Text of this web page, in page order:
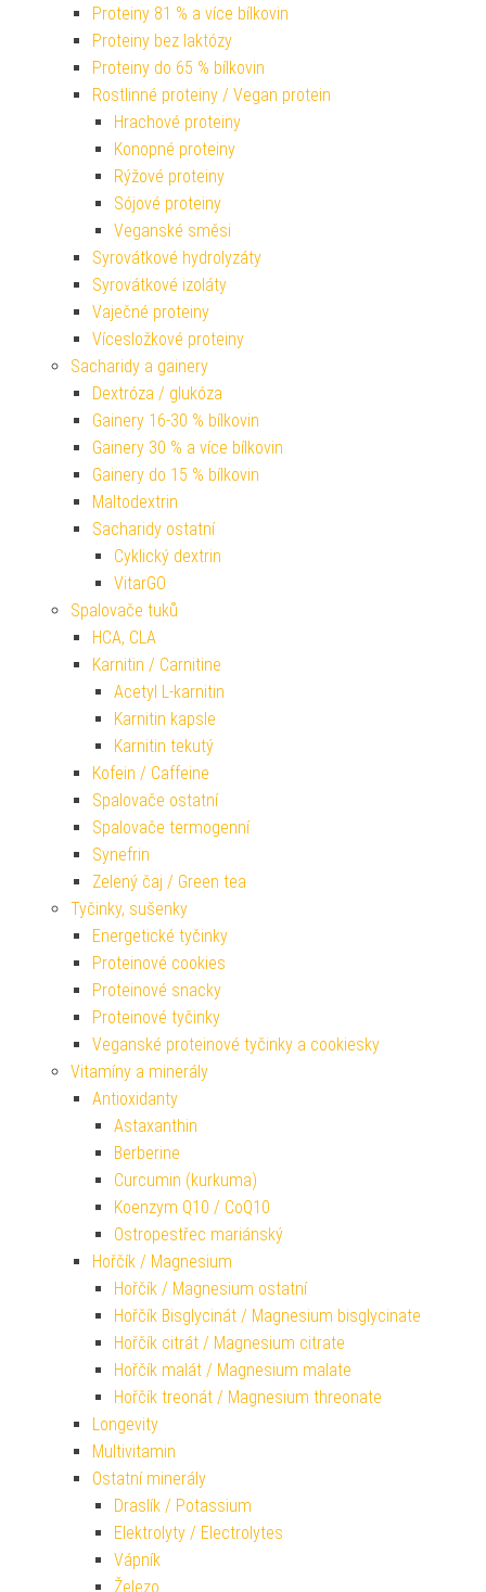
Proteiny 81 % a více bílkovin
Proteiny bez laktózy
Proteiny do 65 % bílkovin
Rostlinné proteiny / Vegan protein
Hrachové proteiny
Konopné proteiny
Rýžové proteiny
Sójové proteiny
Veganské směsi
Syrovátkové hydrolyzáty
Syrovátkové izoláty
Vaječné proteiny
Vícesložkové proteiny
Sacharidy a gainery
Dextróza / glukóza
Gainery 16-30 % bílkovin
Gainery 30 % a více bílkovin
Gainery do 15 % bílkovin
Maltodextrin
Sacharidy ostatní
Cyklický dextrin
VitarGO
Spalovače tuků
HCA, CLA
Karnitin / Carnitine
Acetyl L-karnitin
Karnitin kapsle
Karnitin tekutý
Kofein / Caffeine
Spalovače ostatní
Spalovače termogenní
Synefrin
Zelený čaj / Green tea
Tyčinky, sušenky
Energetické tyčinky
Proteinové cookies
Proteinové snacky
Proteinové tyčinky
Veganské proteinové tyčinky a cookiesky
Vitamíny a minerály
Antioxidanty
Astaxanthin
Berberine
Curcumin (kurkuma)
Koenzym Q10 / CoQ10
Ostropestřec mariánský
Hořčík / Magnesium
Hořčík / Magnesium ostatní
Hořčík Bisglycinát / Magnesium bisglycinate
Hořčík citrát / Magnesium citrate
Hořčík malát / Magnesium malate
Hořčík treonát / Magnesium threonate
Longevity
Multivitamin
Ostatní minerály
Draslík / Potassium
Elektrolyty / Electrolytes
Vápník
Železo